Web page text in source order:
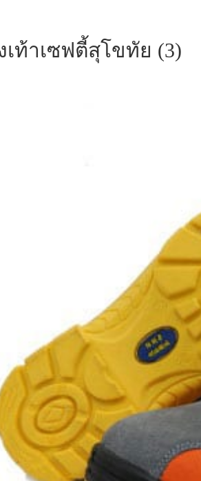
เท้าเซฟตี้สุโขทัย (3)